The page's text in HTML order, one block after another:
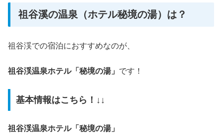
祖谷溪の温泉（ホテル秘境の湯）は？
祖谷渓での宿泊におすすめなのが、
祖谷渓温泉ホテル「秘境の湯」 です！
基本情報はこちら！↓↓
祖谷渓温泉ホテル「秘境の湯」